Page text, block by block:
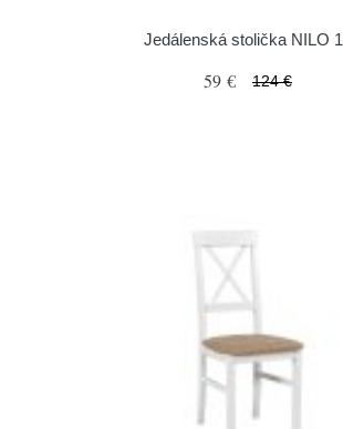
Jedálenská stolička NILO
59 € 124 €